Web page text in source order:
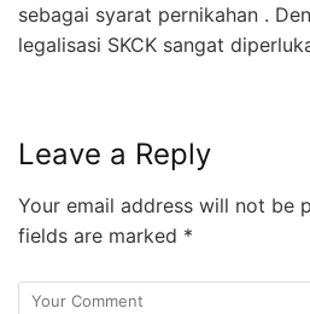
sebagai syarat pernikahan .
legalisasi SKCK sangat
Leave a Reply
Your email address will not be
fields are marked *